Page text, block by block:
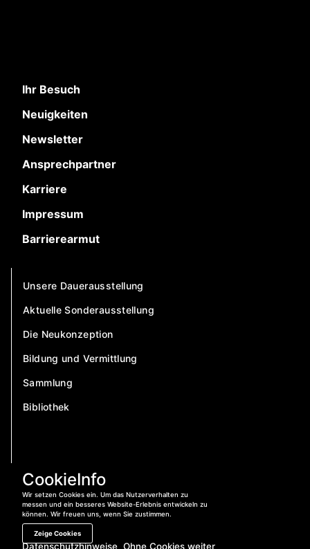
CookieInfo
Wir setzen Cookies ein. Um das Nutzerverhalten zu
messen und ein besseres Website-Erlebnis entwickeln zu
können. Wir freuen uns, wenn Sie zustimmen.
Zeige Cookies
Datenschutzhinweise Ohne Cookies weiter
Ihr Besuch
Neuigkeiten
Newsletter
Ansprechpartner
Karriere
Impressum
Barrierearmut
Unsere Dauerausstellung
Aktuelle Sonderausstellung
Die Neukonzeption
Bildung und Vermittlung
Sammlung
Bibliothek